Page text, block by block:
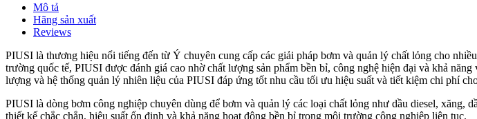
Mô tả
Hãng sản xuất
Reviews
PIUSI là thương hiệu nổi tiếng đến từ Ý chuyên cung cấp các giải pháp bơm và quản lý chất lỏng cho
trường quốc tế, PIUSI được đánh giá cao nhờ chất lượng sản phẩm bền bỉ, công nghệ hiện đại và khả
lượng và hệ thống quản lý nhiên liệu của PIUSI đáp ứng tốt nhu cầu tối ưu hiệu suất và tiết kiệm chi phí
PIUSI là dòng bơm công nghiệp chuyên dùng để bơm và quản lý các loại chất lỏng như dầu diesel,
thiết kế chắc chắn, hiệu suất ổn định và khả năng hoạt động bền bỉ trong môi trường công nghiệp liên tục.